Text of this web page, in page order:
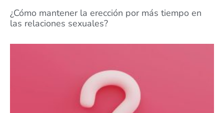
¿Cómo mantener la erección por más tiempo en
las relaciones sexuales?